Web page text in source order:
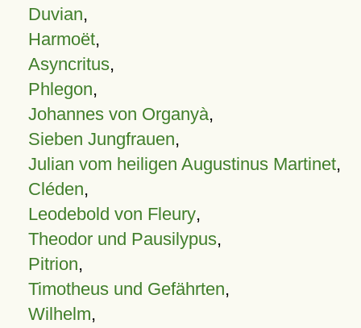
Duvian,
Harmoët,
Asyncritus,
Phlegon,
Johannes von Organyà,
Sieben Jungfrauen,
Julian vom heiligen Augustinus Martinet,
Cléden,
Leodebold von Fleury,
Theodor und Pausilypus,
Pitrion,
Timotheus und Gefährten,
Wilhelm,